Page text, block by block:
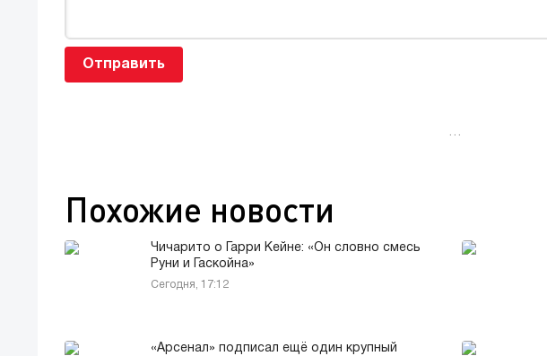
Отправить
…
Похожие новости
Чичарито о Гарри Кейне: «Он словно смесь
Руни и Гаскойна»
Сегодня, 17:12
«Арсенал» подписал ещё один крупный